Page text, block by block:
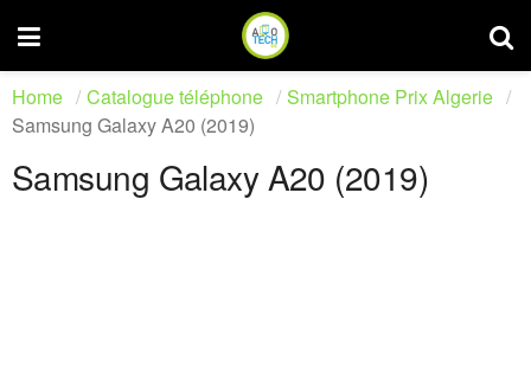
Home Catalogue téléphone
Smartphone Prix Algerie
Samsung Galaxy A20 (2019)
Samsung Galaxy A20 (2019)